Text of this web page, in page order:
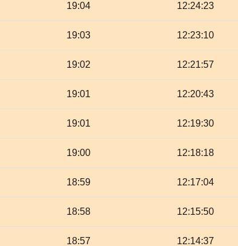
19:04 12:24:23
19:03 12:23:10
19:02 12:21:57
19:01 12:20:43
19:01 12:19:30
19:00 12:18:18
18:59 12:17:04
18:58 12:15:50
18:57 12:14:37